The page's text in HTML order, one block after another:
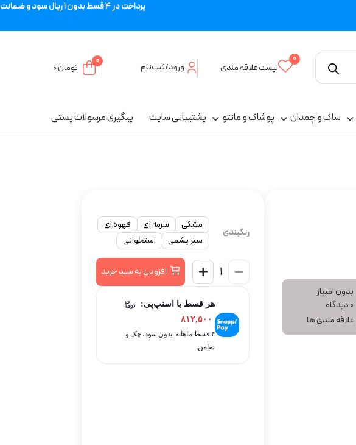
پرداخت در 4 قسط بدون 1 ریال سود و ضمانت
0
لیست علاقه مندی ورود/ثبت‌نام
0
تومان
ساک و چمدان پوشاک و مانتو پشتیبانی سایت پیگیری مرسولات پستی
بدون امتیاز
۰ دیدگاه
علاقه مندی ها
رنگبندی
مشکی سرمه ای
قهوه ای
سبز یشمی
استخوانی
افزودن به سبد خرید
هر قسط با اسنپ‌پی:
۴ قسط ماهانه. بدون سود، چک و
ضامن.